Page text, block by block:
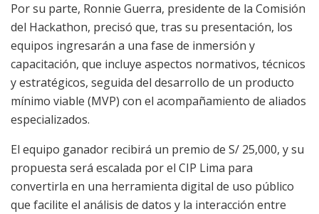
Por su parte, Ronnie Guerra, presidente de la Comisión
del Hackathon, precisó que, tras su presentación, los
equipos ingresarán a una fase de inmersión y
capacitación, que incluye aspectos normativos, técnicos
y estratégicos, seguida del desarrollo de un producto
mínimo viable (MVP) con el acompañamiento de aliados
especializados.
El equipo ganador recibirá un premio de S/ 25,000, y su
propuesta será escalada por el CIP Lima para
convertirla en una herramienta digital de uso público
que facilite el análisis de datos y la interacción entre